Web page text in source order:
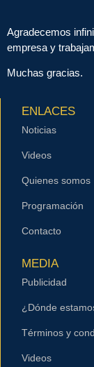
Agradecemos
empresa y
Muchas gracias.
ENLACES
Noticias
Videos
Quienes somos
Programación
Contacto
MEDIA
Publicidad
¿Dónde
Términos y
Videos